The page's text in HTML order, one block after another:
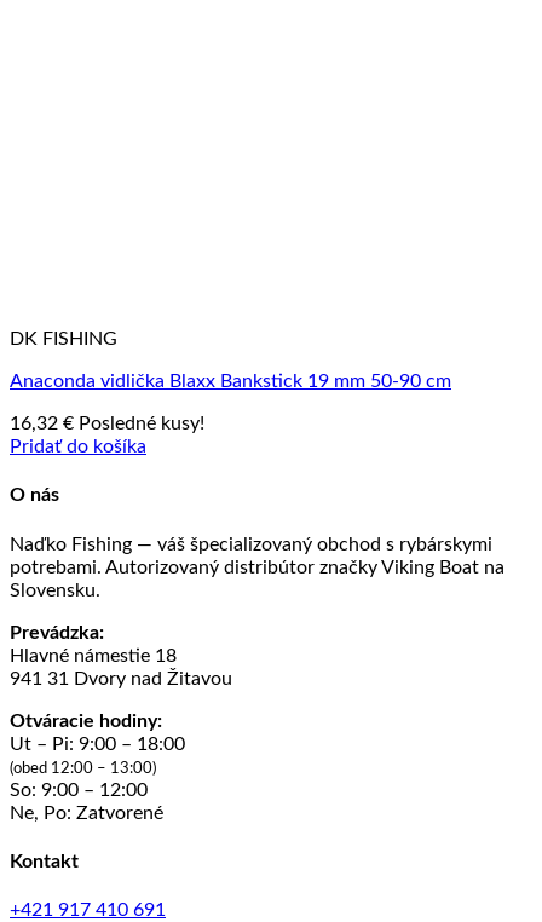
DK FISHING
Anaconda vidlička Blaxx Bankstick 19 mm 50-90 cm
16,32 € Posledné kusy!
Pridať do košíka
O nás
Naďko Fishing — váš špecializovaný obchod s rybárskymi
potrebami. Autorizovaný distribútor značky Viking Boat na
Slovensku.
Prevádzka:
Hlavné námestie 18
941 31 Dvory nad Žitavou
Otváracie hodiny:
Ut – Pi: 9:00 – 18:00
(obed 12:00 – 13:00)
So: 9:00 – 12:00
Ne, Po: Zatvorené
Kontakt
+421 917 410 691